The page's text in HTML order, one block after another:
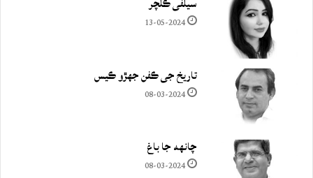
13-05-2024
تاريخ جي ڪفن جھڙو ڪيس
08-03-2024
چانهه جا باغ
08-03-2024